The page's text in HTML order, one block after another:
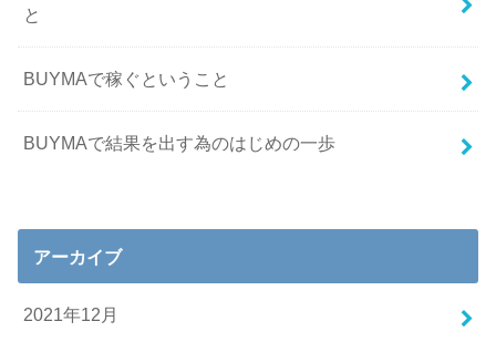
と
BUYMAで稼ぐということ
BUYMAで結果を出す為のはじめの一歩
アーカイブ
2021年12月